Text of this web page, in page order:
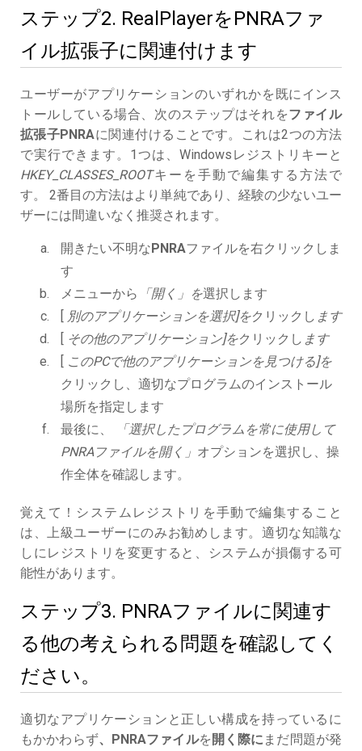
ステップ2. RealPlayerをPNRAファ
イル拡張子に関連付けます
ユーザーがアプリケーションのいずれかを既にインス
トールしている場合、次のステップはそれをファイル
拡張子PNRAに関連付けることです。これは2つの方法
で実行できます。1つは、Windowsレジストリキーと
HKEY_CLASSES_ROOTキーを手動で編集する方法で
す。 2番目の方法はより単純であり、経験の少ないユー
ザーには間違いなく推奨されます。
開きたい不明なPNRAファイルを右クリックしま
す
メニューから
「開く」を選択します
[ 別のアプリケーションを選択]をクリックし ます
[ その他のアプリケーション]をクリックし ます
[ このPCで他のアプリケーションを見つける]を
クリックし、適切なプログラムのインストール
場所を指定します
最後に、
「選択したプログラムを常に使用して
PNRAファイルを開く」 オプションを選択し、操
作全体を確認します。
覚えて！システムレジストリを手動で編集すること
は、上級ユーザーにのみお勧めします。適切な知識な
しにレジストリを変更すると、システムが損傷する可
能性があります。
ステップ3. PNRAファイルに関連す
る他の考えられる問題を確認してく
ださい。
適切なアプリケーションと正しい構成を持っているに
もかかわらず、PNRAファイルを 開く際に まだ問題が発